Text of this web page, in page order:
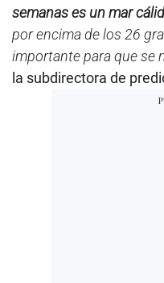
semanas es un mar
por encima de los 26
importante para que se
la subdirectora de